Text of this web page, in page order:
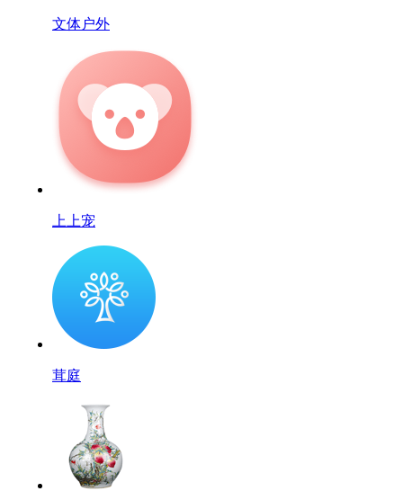
文体户外
上上宠
茸庭